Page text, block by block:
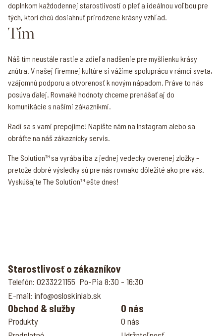
doplnkom každodennej starostlivosti o pleť a ideálnou voľbou pre
tých, ktorí chcú dosiahnuť prirodzene krásny vzhľad.
Tím
Náš tím neustále rastie a zdieľa nadšenie pre myšlienku krásy
znútra. V našej firemnej kultúre si vážime spoluprácu v rámci sveta,
vzájomnú podporu a otvorenosť k novým nápadom. Práve to nás
posúva ďalej. Rovnaké hodnoty chceme prenášať aj do
komunikácie s našimi zákazníkmi.
Radi sa s vami prepojíme! Napíšte nám na Instagram alebo sa
obráťte na náš zákaznícky servis.
The Solution™ sa vyrába iba z jednej vedecky overenej zložky –
pretože dobré výsledky sú pre nás rovnako dôležité ako pre vás.
Vyskúšajte The Solution™ ešte dnes!
Starostlivosť o zákazníkov
Telefón: 0233221155 Po-Pia 8:30 - 16:30
E-mail: info@osloskinlab.sk
Obchod & služby
Produkty
O nás
O nás